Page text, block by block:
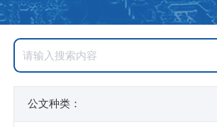
公文种类：